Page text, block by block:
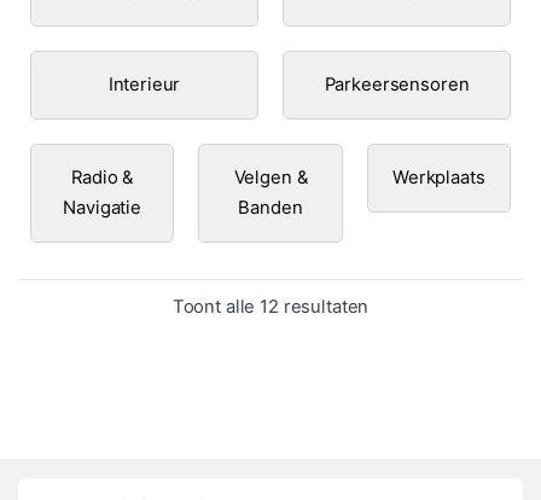
Interieur Parkeersensoren
Radio &
Navigatie
Velgen &
Banden
Werkplaats
Toont alle 12 resultaten